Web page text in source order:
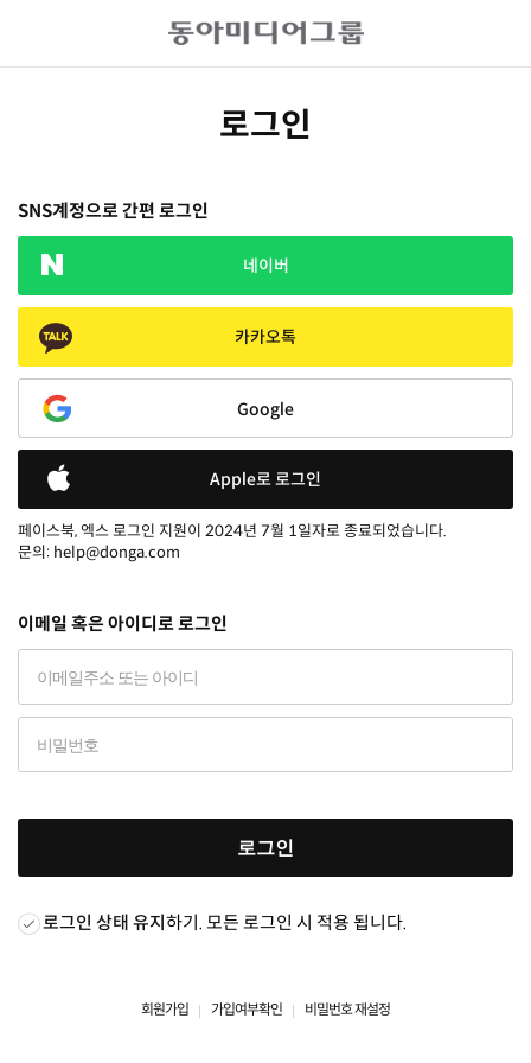
로그인
SNS계정으로 간편 로그인
네이버
카카오톡
Google
Apple로 로그인
페이스북, 엑스 로그인 지원이 2024년 7월 1일자로 종료되었습니다.
문의: help@donga.com
이메일 혹은 아이디로 로그인
로그인
로그인 상태 유지하기. 모든 로그인 시 적용 됩니다.
회원가입 가입여부확인 비밀번호 재설정